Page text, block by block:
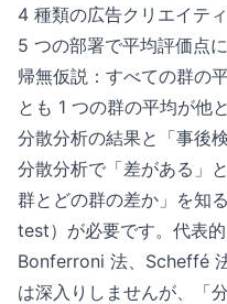
4 種類の広告クリエイテ
5 つの部署で平均評価点
帰無仮説：すべての群の
とも 1 つの群の平均が他
分散分析の結果と「事後検
分散分析で「差がある」
群とどの群の差か」を知
test）が必要です。代表
Bonferroni 法、Scheffé
は深入りしませんが、「